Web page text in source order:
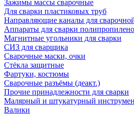
Зажимы массы сварочные
Для сварки пластиковых труб
Направляющие каналы для
Аппараты для сварки
Магнитные угольники для сварки
СИЗ для сварщика
Сварочные маски, очки
Стёкла защитные
Фартуки, костюмы
Сварочные разъёмы (деакт.)
Прочие принадлежности для сварки
Малярный и штукатурный
Валики